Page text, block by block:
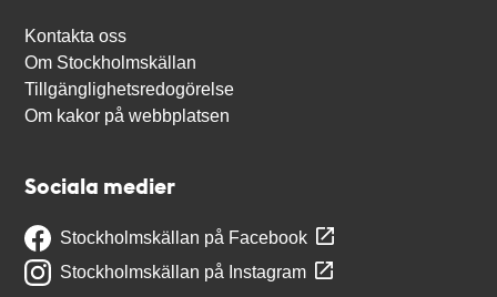
Kontakta oss
Om Stockholmskällan
Tillgänglighetsredogörelse
Om kakor på webbplatsen
Sociala medier
Stockholmskällan på Facebook
Stockholmskällan på Instagram